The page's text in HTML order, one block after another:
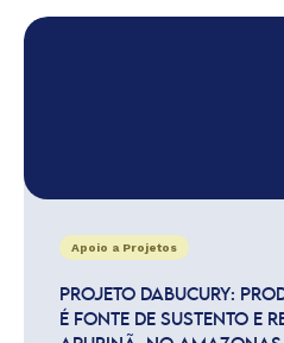
Apoio a Projetos
PROJETO DABUCURY:
É FONTE DE SUSTENTO E